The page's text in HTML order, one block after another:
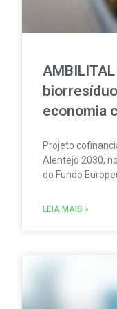
economia
Projeto
Alentejo 2030,
do Fundo
milhões de euros.
LEIA MAIS »